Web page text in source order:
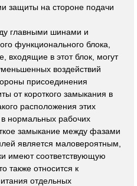
защиты на стороне подачи
главными шинами и
функционального блока,
входящие в этот блок, могут
воздействий
присоединения
от короткого замыкания в
расположения этих
нормальных рабочих
замыкание между фазами
является маловероятным,
имеют соответствующую
также относится к
отдельных